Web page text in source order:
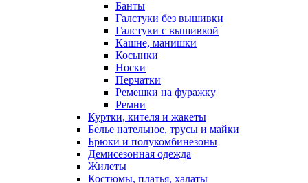
Банты
Галстуки без вышивки
Галстуки с вышивкой
Кашне, манишки
Косынки
Носки
Перчатки
Ремешки на фуражку
Ремни
Куртки, кителя и жакеты
Белье нательное, трусы и майки
Брюки и полукомбинезоны
Демисезонная одежда
Жилеты
Костюмы, платья, халаты